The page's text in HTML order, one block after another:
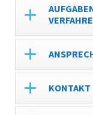
KONTAKT